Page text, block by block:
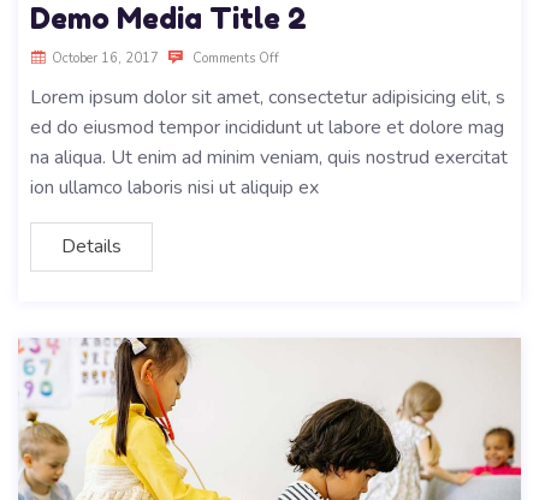
Demo Media Title 2
October 16, 2017 Comments Off
Lorem ipsum dolor sit amet, consectetur adipisicing elit, s
ed do eiusmod tempor incididunt ut labore et dolore mag
na aliqua. Ut enim ad minim veniam, quis nostrud exercitat
ion ullamco laboris nisi ut aliquip ex
Details